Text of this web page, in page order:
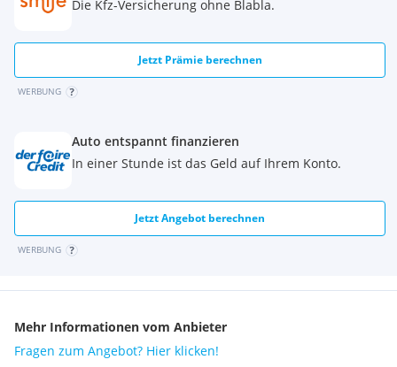
Torque Vectoring by Braking
Wankneigungskontrolle (RSC)
Warnhinweis bei Nichtanlegen des Sicherheitsgurts
Elektronische Bremskraftverteilung
Automatische Leuchtweitenregulierung
12,3" TFT-Instrumentendisplay
Kollisionswarnsystem hinten
Kollisionswarnystem bei Rückwärtsfahrten
Bremssättel, unlackiert
Außenspiegelkappen in Schwarz
Standardfahrwerk
Die Kfz-Versicherung ohne Blabla.
Jetzt Prämie berechnen
WERBUNG
Auto entspannt finanzieren
In einer Stunde ist das Geld auf Ihrem Konto.
Jetzt Angebot berechnen
WERBUNG
Mehr Informationen vom Anbieter
Fragen zum Angebot? Hier klicken!